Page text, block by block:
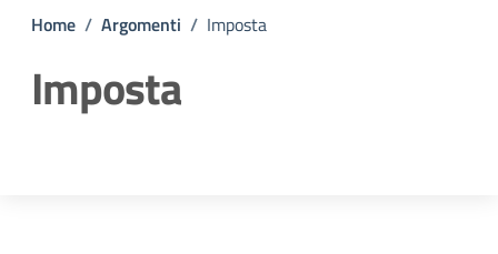
Home / Argomenti / Imposta
Imposta